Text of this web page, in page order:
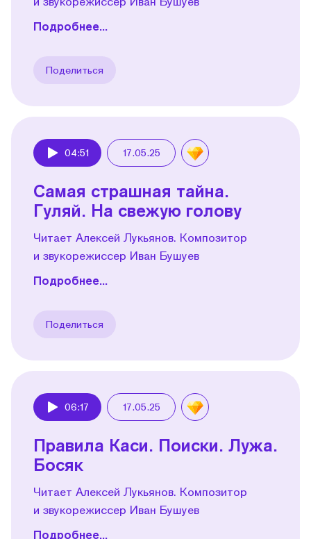
Подробнее...
Поделиться
04:51 17.05.25
Самая страшная тайна.
Гуляй. На свежую голову
Читает Алексей Лукьянов. Композитор
и звукорежиссер Иван Бушуев
Подробнее...
Поделиться
06:17 17.05.25
Правила Каси. Поиски. Лужа.
Босяк
Читает Алексей Лукьянов. Композитор
и звукорежиссер Иван Бушуев
Подробнее...